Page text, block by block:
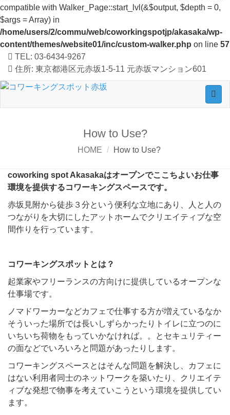
compatible with Walker_Page::start_lvl(&$output, $depth = 0,
$args = Array) in
/home/users/2/commu/web/coworkingspotjp/akasaka/wp-
content/themes/website01/inc/custom-walker.php on line 57
TEL: 03-6434-9267
住所: 東京都港区元赤坂1-5-11 元赤坂マンション601
How to Use?
HOME How to Use?
coworking spot Akasakaはオープンでここちよいお仕事
環境を提供するコワーキングスペースです。
赤坂見附から徒歩３分という便利な立地にあり、人と人の
つながりを大切にしたアットホームでクリエイティブな空
間作りを行っています。
コワーキングスポットとは？
起業家やフリーランスの方向けに提供しているオープンな
仕事場です。
ノマドワーカーなどカフェで仕事する方が増えているなか
そういった場所では長いしずらかったりトイレに立つのに
いちいち荷物をもっていかなければ。。とセキュリティー
の面などでいろいろと問題があったりします。
コワーキングスペースとはそんな問題を解決し、カフェに
はない利用者同士のネットワークを築いたり、クリエイテ
ィブな発想で物事を考えていこうという環境を提供してい
ます。